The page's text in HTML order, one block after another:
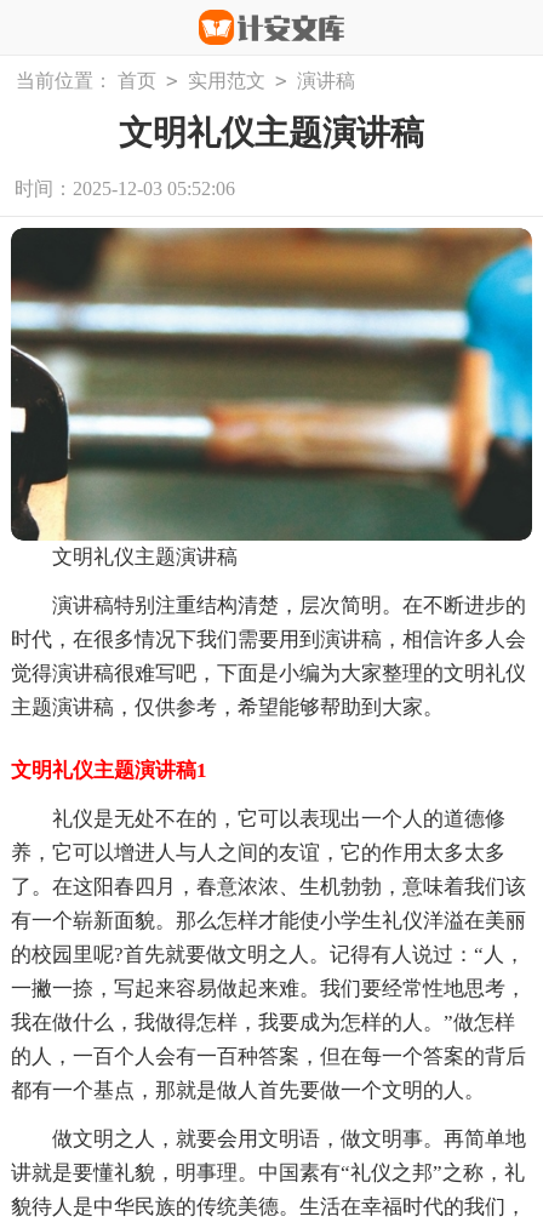
当前位置： 首页 > 实用范文 > 演讲稿
文明礼仪主题演讲稿
时间：2025-12-03 05:52:06
文明礼仪主题演讲稿
演讲稿特别注重结构清楚，层次简明。在不断进步的
时代，在很多情况下我们需要用到演讲稿，相信许多人会
觉得演讲稿很难写吧，下面是小编为大家整理的文明礼仪
主题演讲稿，仅供参考，希望能够帮助到大家。
文明礼仪主题演讲稿1
礼仪是无处不在的，它可以表现出一个人的道德修
养，它可以增进人与人之间的友谊，它的作用太多太多
了。在这阳春四月，春意浓浓、生机勃勃，意味着我们该
有一个崭新面貌。那么怎样才能使小学生礼仪洋溢在美丽
的校园里呢?首先就要做文明之人。记得有人说过：“人，
一撇一捺，写起来容易做起来难。我们要经常性地思考，
我在做什么，我做得怎样，我要成为怎样的人。”做怎样
的人，一百个人会有一百种答案，但在每一个答案的背后
都有一个基点，那就是做人首先要做一个文明的人。
做文明之人，就要会用文明语，做文明事。再简单地
讲就是要懂礼貌，明事理。中国素有“礼仪之邦”之称，礼
貌待人是中华民族的传统美德。生活在幸福时代的我们，